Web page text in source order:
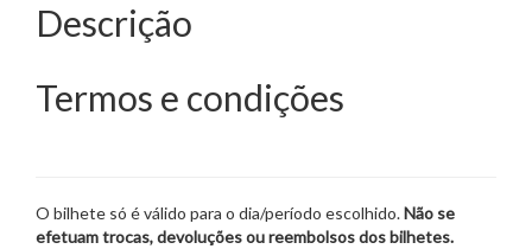
Descrição
Termos e condições
O bilhete só é válido para o dia/período escolhido.Não se
efetuam trocas, devoluções ou reembolsos dos bilhetes.